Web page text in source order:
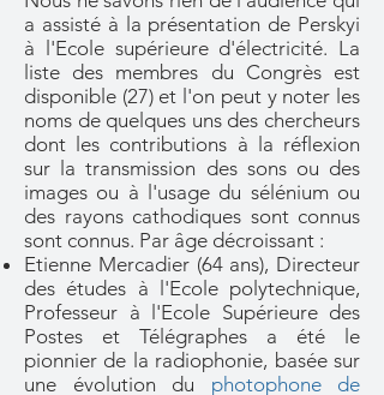
a assisté à la présentation de Perskyi
à l'Ecole supérieure d'électricité. La
liste des membres du Congrès est
disponible (27) et l'on peut y noter les
noms de quelques uns des chercheurs
dont les contributions à la réflexion
sur la transmission des sons ou des
images ou à l'usage du sélénium ou
des rayons cathodiques sont connus
sont connus. Par âge décroissant :
Etienne Mercadier (64 ans), Directeur
des études à l'Ecole polytechnique,
Professeur à l'Ecole Supérieure des
Postes et Télégraphes a été le
pionnier de la radiophonie, basée sur
une évolution du photophone de